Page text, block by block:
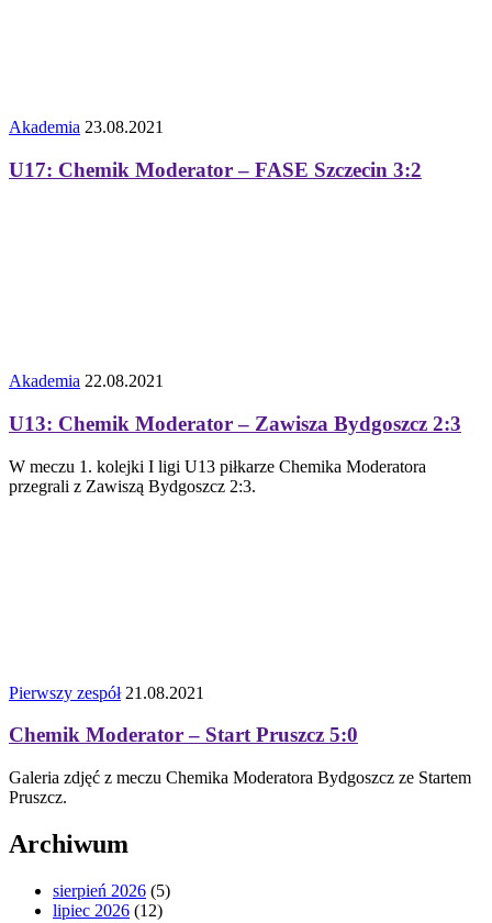
Akademia 23.08.2021
U17: Chemik Moderator – FASE Szczecin 3:2
Akademia 22.08.2021
U13: Chemik Moderator – Zawisza Bydgoszcz 2:3
W meczu 1. kolejki I ligi U13 piłkarze Chemika Moderatora
przegrali z Zawiszą Bydgoszcz 2:3.
Pierwszy zespół 21.08.2021
Chemik Moderator – Start Pruszcz 5:0
Galeria zdjęć z meczu Chemika Moderatora Bydgoszcz ze Startem
Pruszcz.
Archiwum
sierpień 2026 (5)
lipiec 2026 (12)